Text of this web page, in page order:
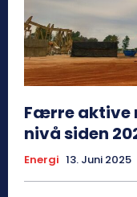
Færre aktive
nivå siden
Energi 13. Juni 2025